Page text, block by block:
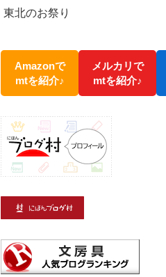
東北のお祭り
Amazonで
mtを紹介♪
メルカリで
mtを紹介♪